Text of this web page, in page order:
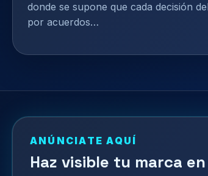
donde se supone que cada decisión
por acuerdos…
ANÚNCIATE AQUÍ
Haz visible tu marca